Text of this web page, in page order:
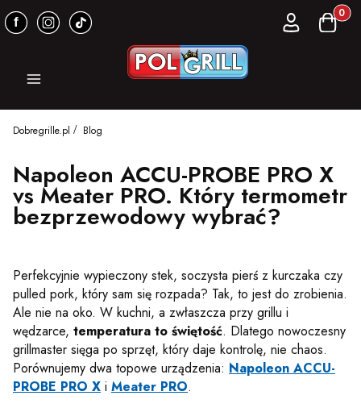
Zaloguj sięKoszyk
Menu
Dobregrille.pl Blog
Napoleon ACCU-PROBE PRO X
vs Meater PRO. Który termometr
bezprzewodowy wybrać?
Perfekcyjnie wypieczony stek, soczysta pierś z kurczaka czy
pulled pork, który sam się rozpada? Tak, to jest do zrobienia.
Ale nie na oko. W kuchni, a zwłaszcza przy grillu i
wędzarce, temperatura to świętość. Dlatego nowoczesny
grillmaster sięga po sprzęt, który daje kontrolę, nie chaos.
Porównujemy dwa topowe urządzenia: Napoleon ACCU-
PROBE PRO X i Meater PRO.